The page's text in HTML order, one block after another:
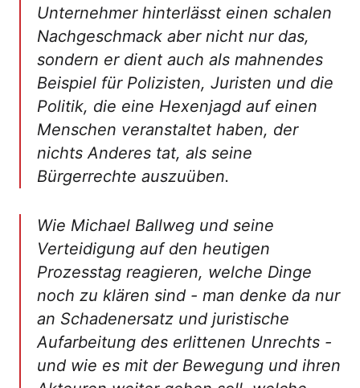
Unternehmer hinterlässt einen schalen
Nachgeschmack aber nicht nur das,
sondern er dient auch als mahnendes
Beispiel für Polizisten, Juristen und die
Politik, die eine Hexenjagd auf einen
Menschen veranstaltet haben, der
nichts Anderes tat, als seine
Bürgerrechte auszuüben.
Wie Michael Ballweg und seine
Verteidigung auf den heutigen
Prozesstag reagieren, welche Dinge
noch zu klären sind - man denke da nur
an Schadenersatz und juristische
Aufarbeitung des erlittenen Unrechts -
und wie es mit der Bewegung und ihren